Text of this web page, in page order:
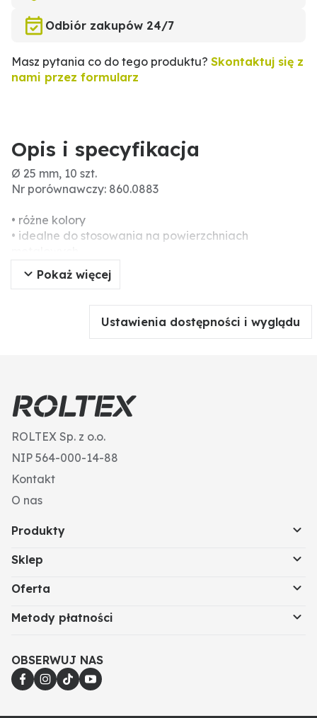
Odbiór zakupów 24/7
Masz pytania co do tego produktu? Skontaktuj się z
nami przez formularz
Opis i specyfikacja
Ø 25 mm, 10 szt.
Nr porównawczy: 860.0883
• różne kolory
• idealne do stosowania na powierzchniach
• magnes pokryty tworzywem sztucznym
Pokaż więcej
Ustawienia dostępności i wyglądu
ROLTEX Sp. z o.o.
NIP 564-000-14-88
Kontakt
O nas
Produkty
Sklep
Oferta
Metody płatności
OBSERWUJ NAS